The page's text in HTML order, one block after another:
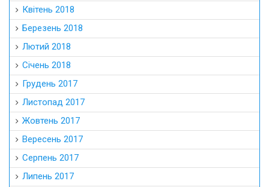
Квітень 2018
Березень 2018
Лютий 2018
Січень 2018
Грудень 2017
Листопад 2017
Жовтень 2017
Вересень 2017
Серпень 2017
Липень 2017